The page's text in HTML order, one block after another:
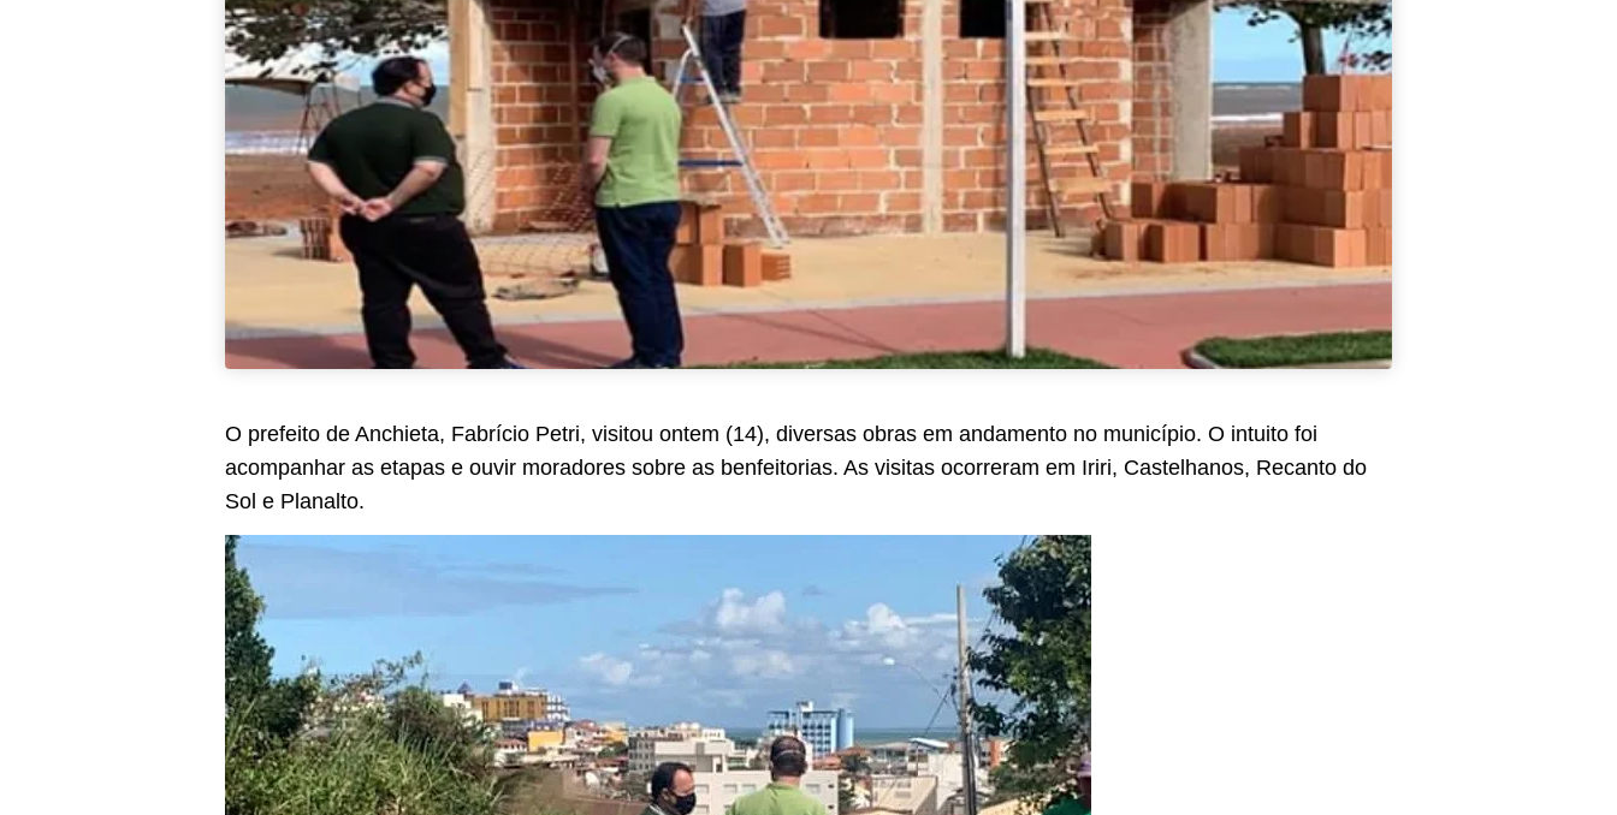
O prefeito de Anchieta, Fabrício Petri, visitou ontem (14), diversas obras em andamento no município. O intuito foi
acompanhar as etapas e ouvir moradores sobre as benfeitorias. As visitas ocorreram em Iriri, Castelhanos, Recanto do
Sol e Planalto.